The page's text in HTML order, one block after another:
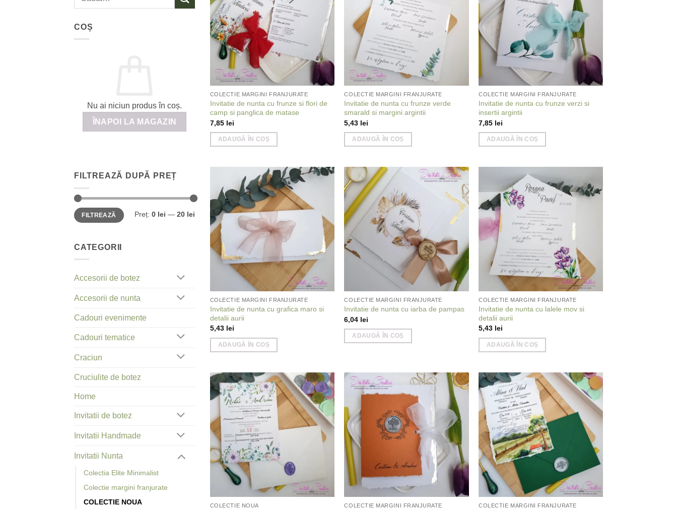
COȘ
Nu ai niciun produs în coș.
ÎNAPOI LA MAGAZIN
FILTREAZĂ DUPĂ PREȚ
Preț
minim
Preț
maxim
FILTREAZĂ Preț: 0 lei — 20 lei
CATEGORII
Accesorii de botez
Accesorii de nunta
Cadouri evenimente
Cadouri tematice
Craciun
Cruciulite de botez
Home
Invitatii de botez
Invitatii Handmade
Invitatii Nunta
Colectia Elite Minimalist
Colectie margini franjurate
COLECTIE NOUA
COLECTIE MARGINI FRANJURATE
Invitatie de nunta cu frunze si flori de
camp si panglica de matase
7,85 lei
ADAUGĂ ÎN COȘ
COLECTIE MARGINI FRANJURATE
Invitatie de nunta cu frunze verde
smarald si margini argintii
5,43 lei
ADAUGĂ ÎN COȘ
COLECTIE MARGINI FRANJURATE
Invitatie de nunta cu frunze verzi si
insertii argintii
7,85 lei
ADAUGĂ ÎN COȘ
wishlist
COLECTIE MARGINI FRANJURATE
Invitatie de nunta cu grafica maro si
detalii aurii
5,43 lei
ADAUGĂ ÎN COȘ
Add to
wishlist
COLECTIE MARGINI FRANJURATE
Invitatie de nunta cu iarba de pampas
6,04 lei
ADAUGĂ ÎN COȘ
Add to
COLECTIE MARGINI FRANJURATE
Invitatie de nunta cu lalele mov si
detalii aurii
5,43 lei
ADAUGĂ ÎN COȘ
Add to
wishlist
COLECTIE NOUA
Add to
wishlist
COLECTIE MARGINI FRANJURATE
Add to
wishlist
COLECTIE MARGINI FRANJURATE